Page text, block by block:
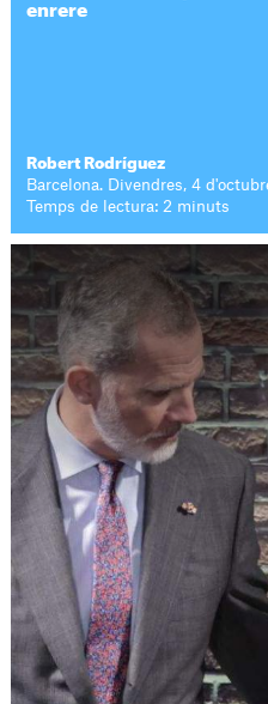
enrere
Robert Rodríguez
Barcelona. Divendres, 4
Temps de lectura: 2 minuts